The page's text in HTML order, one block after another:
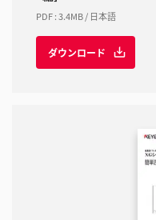
PDF:3.4MB/ 日本語
ダウンロード